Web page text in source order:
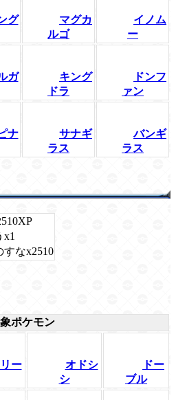
グ
マグカ
ルゴ
イノム
ー
ガ
キング
ドラ
ドンフ
ァン
ナ
サナギ
ラス
バンギ
ラス
x1
すなx2510
ポケモン
ー
オドシ
シ
ドー
ブル